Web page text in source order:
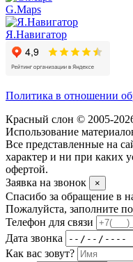
G.Maps
Я.Навигатор
Политика в отношении
Красный слон © 2005-
Использование
Все представленные на
характер и ни при каких
офертой.
Заявка на звонок
×
Спасибо за обращение в
Пожалуйста, заполните
Телефон для связи
Дата звонка
Как вас зовут?